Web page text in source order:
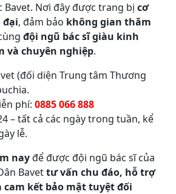
Bavet. Nơi đây được trang bị cơ
đại, đảm bảo không gian thăm
đội ngũ bác sĩ giàu kinh
và chuyên nghiệp.
(đối diện Trung tâm Thương
phí: 0885 066 888
– tất cả các ngày trong tuần, kể
lễ.
nayđể được đội ngũ bác sĩ của
Bavettư vấn chu đáo, hỗ trợ
cam kết bảo mật tuyệt đối